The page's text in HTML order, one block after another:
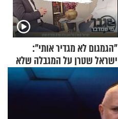
"הגמגום לא מגדיר אותי":
ישראל שטרן על המגבלה שלא
עוצרת אותו